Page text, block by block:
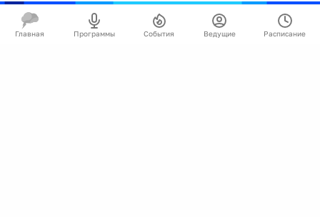
Главная Программы События Ведущие Расписание